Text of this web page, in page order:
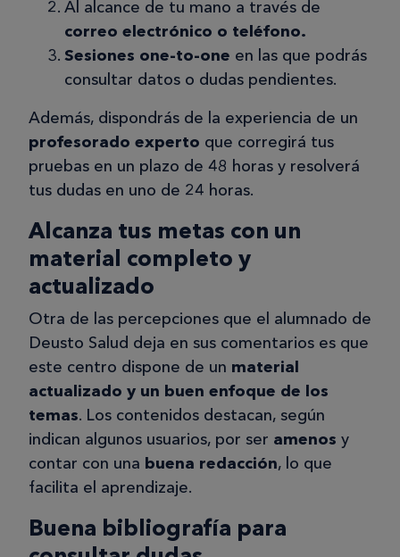
MR
Marta R.
02/04/2025
Curso superior de secretariado
médico
De Deusto Salud destaco la libertad
que proporciona el hecho de que
puedas ir a tu ritmo, sin límites de
tiempo por tema. Se adapta
perfectamente a tu vida y
circunstancias. Correcciones
extremadamente rápidas y con
consejos útiles y de calidad.
Recomendable 100%!!!
Al alcance de tu mano a través de
correo electrónico o teléfono.
Sesiones one-to-one en las que podrás
consultar datos o dudas pendientes.
Además, dispondrás de la experiencia de un
profesorado experto que corregirá tus
pruebas en un plazo de 48 horas y resolverá
tus dudas en uno de 24 horas.
Alcanza tus metas con un
material completo y
actualizado
Otra de las percepciones que el alumnado de
Deusto Salud deja en sus comentarios es que
este centro dispone de un material
actualizado y un buen enfoque de los
temas. Los contenidos destacan, según
indican algunos usuarios, por ser amenos y
contar con una buena redacción, lo que
facilita el aprendizaje.
Buena bibliografía para